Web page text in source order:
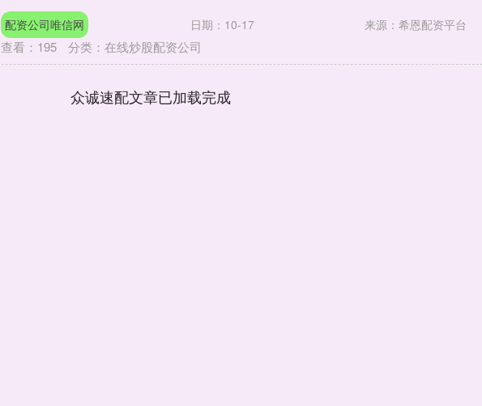
配资公司唯信网 日期：10-17 来源：希恩配资平台
查看： 195 分类： 在线炒股配资公司
众诚速配文章已加载完成